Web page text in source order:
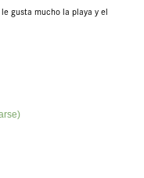
gusta mucho la playa y el